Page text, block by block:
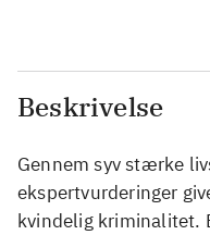
Beskrivelse
Gennem syv stærke
ekspertvurderinger
kvindelig kriminalitet.